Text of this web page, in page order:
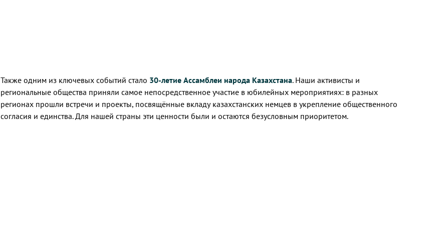
Также одним из ключевых событий стало 30-летие Ассамблеи народа Казахстана. Наши активисты и
региональные общества приняли самое непосредственное участие в юбилейных мероприятиях: в разных
регионах прошли встречи и проекты, посвящённые вкладу казахстанских немцев в укрепление общественного
согласия и единства. Для нашей страны эти ценности были и остаются безусловным приоритетом.